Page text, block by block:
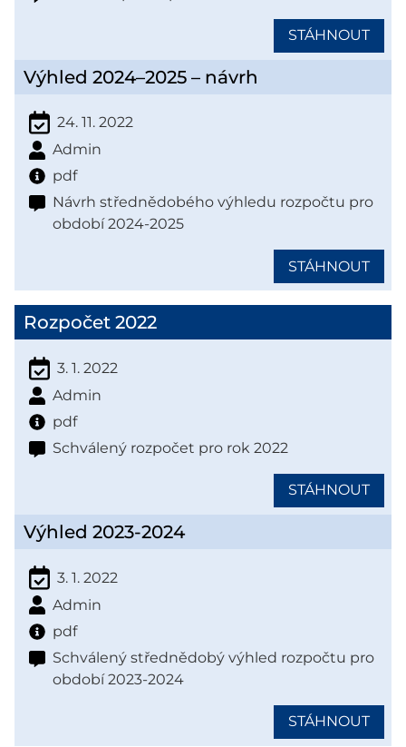
STÁHNOUT
Výhled 2024–2025 – návrh
24. 11. 2022
Admin
pdf
Návrh střednědobého výhledu rozpočtu pro
období 2024-2025
STÁHNOUT
Rozpočet 2022
3. 1. 2022
Admin
pdf
Schválený rozpočet pro rok 2022
STÁHNOUT
Výhled 2023-2024
3. 1. 2022
Admin
pdf
Schválený střednědobý výhled rozpočtu pro
období 2023-2024
STÁHNOUT